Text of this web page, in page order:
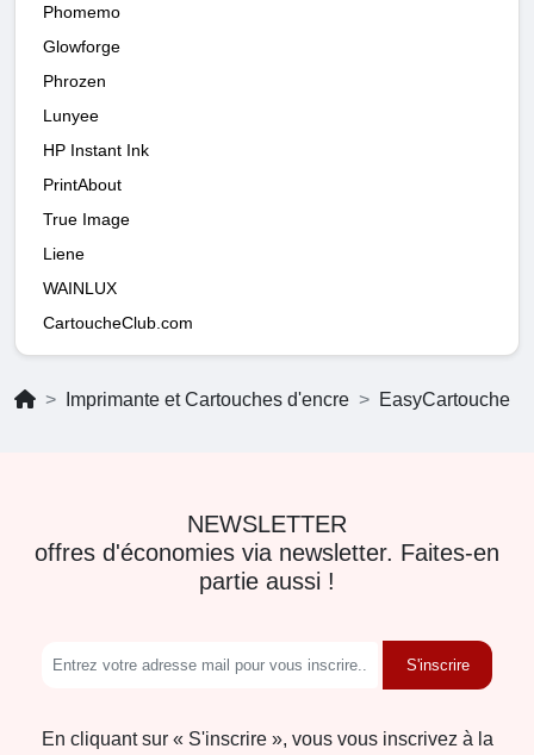
Phomemo
Glowforge
Phrozen
Lunyee
HP Instant Ink
PrintAbout
True Image
Liene
WAINLUX
CartoucheClub.com
Imprimante et Cartouches d'encre EasyCartouche
NEWSLETTER
offres d'économies via newsletter. Faites-en
partie aussi !
S'inscrire
En cliquant sur « S'inscrire », vous vous inscrivez à la